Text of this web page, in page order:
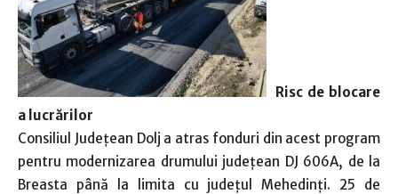
Risc de blocare
a lucrărilor
Consiliul Județean Dolj a atras fonduri din acest program
pentru modernizarea drumului județean DJ 606A, de la
Breasta până la limita cu județul Mehedinți. 25 de